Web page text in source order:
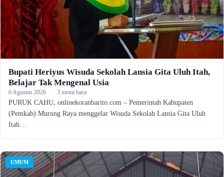
Bupati Heriyus Wisuda Sekolah Lansia Gita Uluh Itah,
Belajar Tak Mengenal Usia
6 Agustus 2026 · 3 menit baca
PURUK CAHU, onlinekoranbarito.com – Pemerintah Kabupaten
(Pemkab) Murung Raya menggelar Wisuda Sekolah Lansia Gita Uluh
Itah…
UMUM